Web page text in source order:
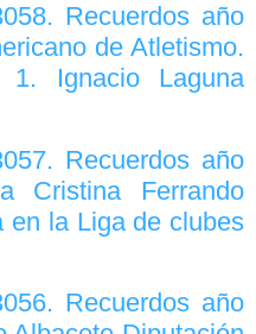
Recuerdos año
de Atletismo.
Ignacio Laguna
Recuerdos año
Cristina Ferrando
en la Liga de clubes
Recuerdos año